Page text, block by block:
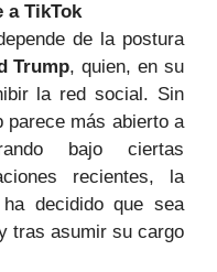
a TikTok
de la postura
Trump, quien, en su
la red social. Sin
parece más abierto a
bajo ciertas
recientes, la
decidido que sea
tras asumir su cargo